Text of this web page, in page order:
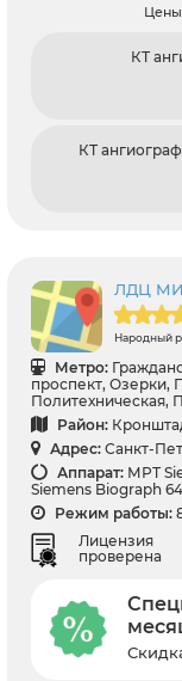
Цены
КТ
КТ
ЛДЦ
Народный
Метро:
проспект, Озерки,
Политехническая,
Район:
Адрес: Санкт-
Аппарат: МРТ
Siemens Biograph
Режим работы:
Лицензия
проверена